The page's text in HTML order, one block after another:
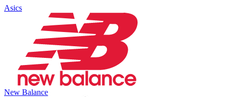
Asics
New Balance